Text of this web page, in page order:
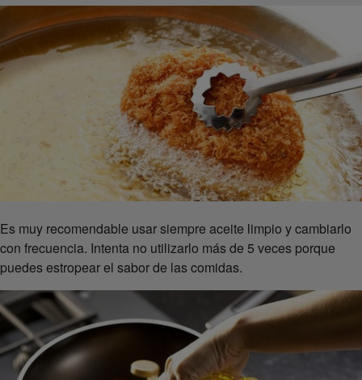
Es muy recomendable usar siempre aceite limpio y cambiarlo
con frecuencia. Intenta no utilizarlo más de 5 veces porque
puedes estropear el sabor de las comidas.